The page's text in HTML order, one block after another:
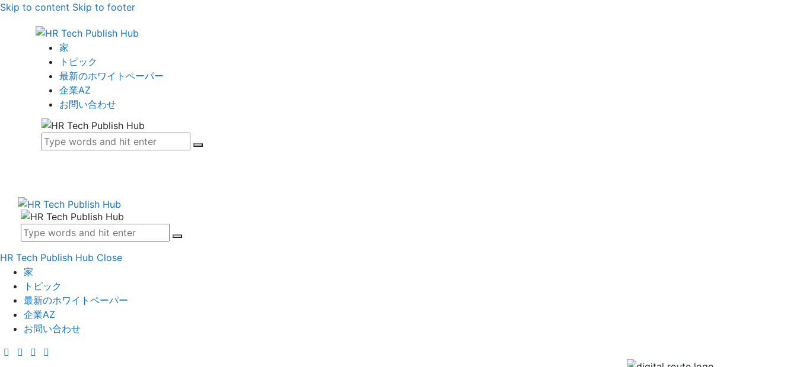
Skip to content Skip to footer
家
トピック
最新のホワイトペーパー
企業AZ
お問い合わせ
HR Tech Publish Hub Close
家
トピック
最新のホワイトペーパー
企業AZ
お問い合わせ